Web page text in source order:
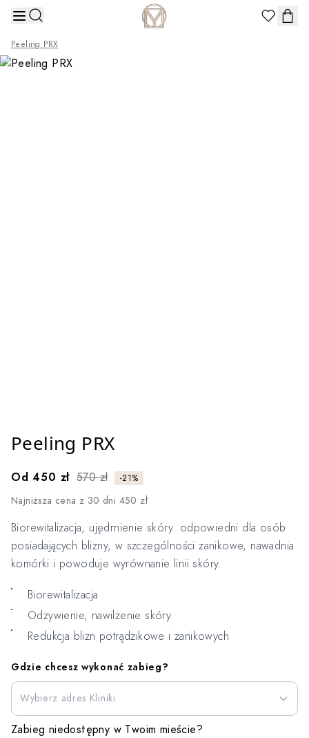
Przejdź do treści
Peeling PRX
Peeling PRX
Od 450 zł 570 zł -21%
Najniższa cena z 30 dni 450 zł
Biorewitalizacja, ujędrnienie skóry. odpowiedni dla osób
posiadających blizny, w szczególności zanikowe, nawadnia
komórki i powoduje wyrównanie linii skóry.
Biorewitalizacja
Odżywienie, nawilżenie skóry
Redukcja blizn potrądzikowe i zanikowych
Gdzie chcesz wykonać zabieg?
Wybierz adres Kliniki
Zabieg niedostępny w Twoim mieście?